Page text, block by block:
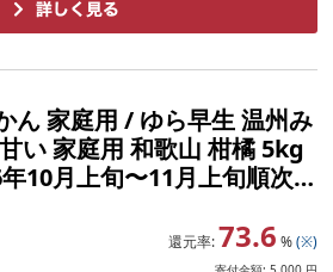
ん 家庭用 / ゆら早生 温州み
い 家庭用 和歌山 柑橘 5kg
10月上旬〜11月上旬順次
還元率: 73.6 % (※)